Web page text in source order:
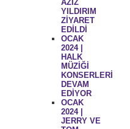
AZİZ
YILDIRIM
ZİYARET
EDİLDİ
OCAK
2024 |
HALK
MÜZİĞİ
KONSERLERİ
DEVAM
EDİYOR
OCAK
2024 |
JERRY VE